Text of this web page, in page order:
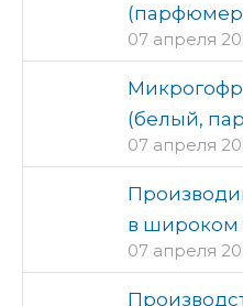
07 апреля
(белый,
07 апреля
в широком
07 апреля